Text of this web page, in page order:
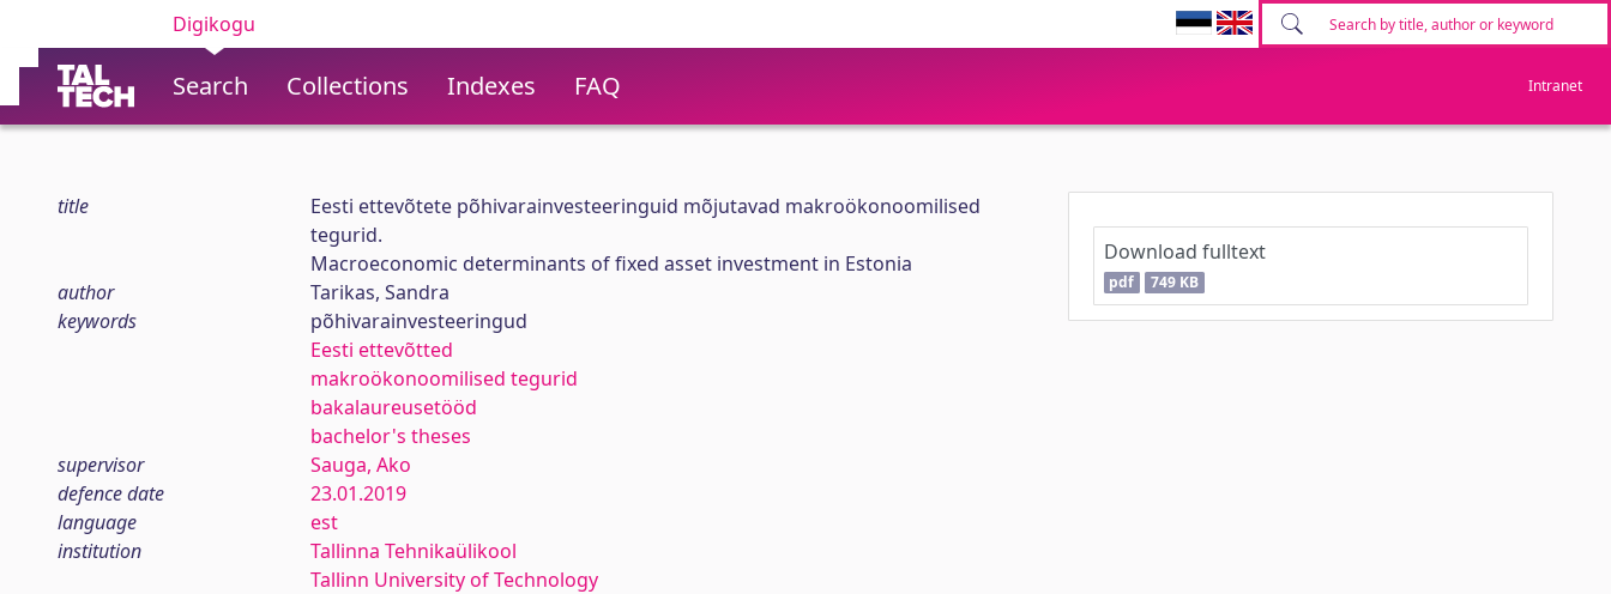
Digikogu
Search Collections Indexes FAQ Intranet
title
Eesti ettevõtete põhivarainvesteeringuid mõjutavad makroökonoomilised
tegurid.
Macroeconomic determinants of fixed asset investment in Estonia
author
Tarikas, Sandra
keywords
põhivarainvesteeringud
Eesti ettevõtted
makroökonoomilised tegurid
bakalaureusetööd
bachelor's theses
supervisor
Sauga, Ako
defence date
23.01.2019
language
est
institution
Tallinna Tehnikaülikool
Tallinn University of Technology
Download fulltext
pdf 749 KB